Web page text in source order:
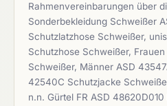
Rahmenvereinbarungen über
Sonderbekleidung Schweißer
Schutzlatzhose Schweißer,
Schutzhose Schweißer,
Schweißer, Männer ASD
42540C Schutzjacke
n.n. Gürtel FR ASD